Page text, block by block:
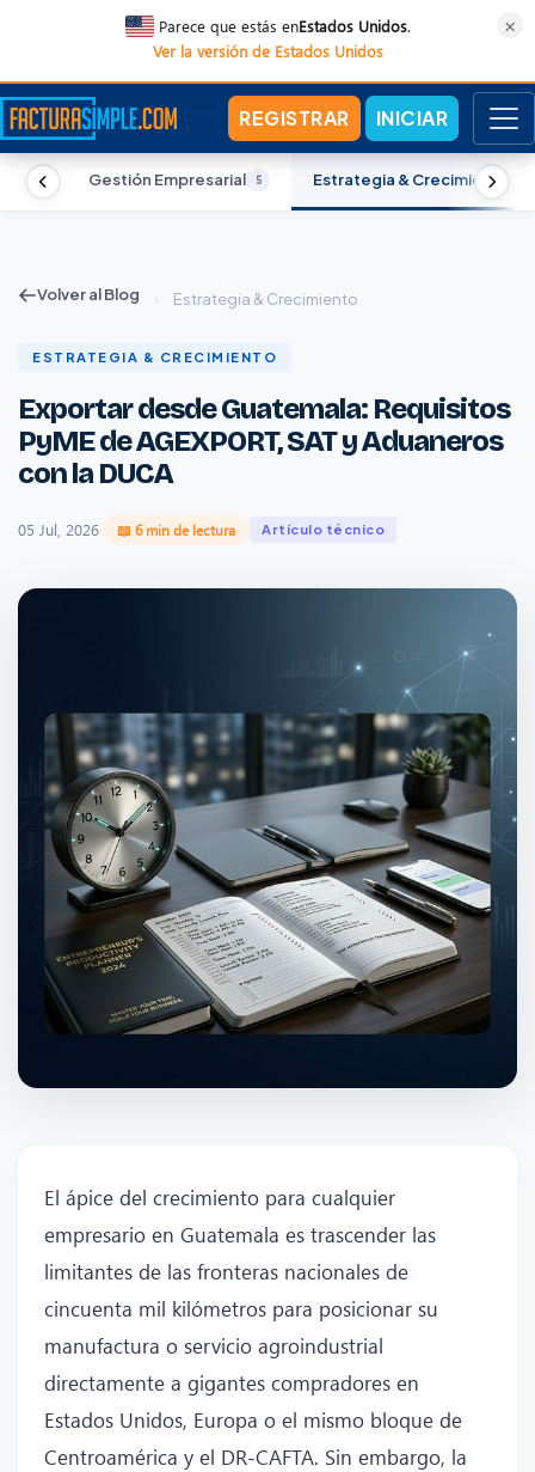
Parece que estás enEstados Unidos.
Ver la versión de Estados Unidos
×
REGISTRAR INICIAR
Gestión Empresarial 5 Estrategia & Crecimiento
Volver al Blog › Estrategia & Crecimiento
ESTRATEGIA & CRECIMIENTO
Exportar desde Guatemala: Requisitos
PyME de AGEXPORT, SAT y Aduaneros
con la DUCA
05 Jul, 2026· 📖 6 min de lectura Artículo técnico
El ápice del crecimiento para cualquier
empresario en Guatemala es trascender las
limitantes de las fronteras nacionales de
cincuenta mil kilómetros para posicionar su
manufactura o servicio agroindustrial
directamente a gigantes compradores en
Estados Unidos, Europa o el mismo bloque de
Centroamérica y el DR-CAFTA. Sin embargo, la